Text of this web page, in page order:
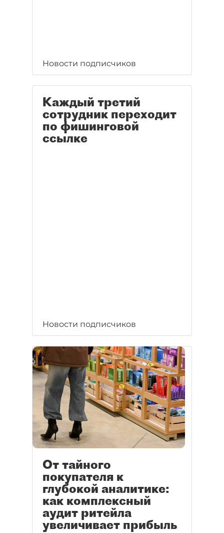
Новости подписчиков
Каждый третий
сотрудник переходит
по фишинговой
ссылке
Новости подписчиков
От тайного
покупателя к
глубокой аналитике:
как комплексный
аудит ритейла
увеличивает прибыль